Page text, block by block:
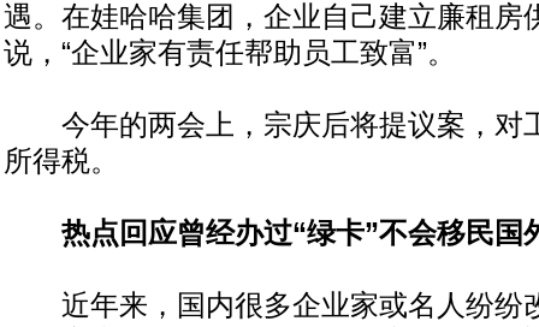
遇。在娃哈哈集团，企业自己建立廉租房
说，“企业家有责任帮助员工致富”。
今年的两会上，宗庆后将提议案，对
所得税。
热点回应曾经办过“绿卡”不会移民国
近年来，国内很多企业家或名人纷纷